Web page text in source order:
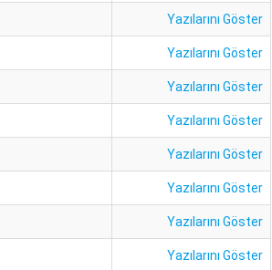
Yazılarını Göster
Yazılarını Göster
Yazılarını Göster
Yazılarını Göster
Yazılarını Göster
Yazılarını Göster
Yazılarını Göster
Yazılarını Göster